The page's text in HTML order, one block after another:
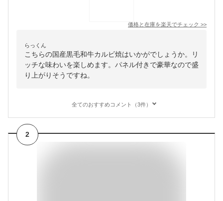
価格と在庫を楽天でチェック >>
らっくん
こちらの国産黒毛和牛カルビ焼はいかがでしょうか。リ
ッチな味わいを楽しめます。パネル付きで豪華なので盛
り上がりそうですね。
全てのおすすめコメント（3件）
2